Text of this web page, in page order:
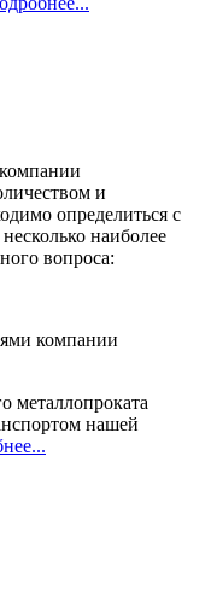
и
определиться с
наиболее
вопроса:
компании
металлопроката
нашей